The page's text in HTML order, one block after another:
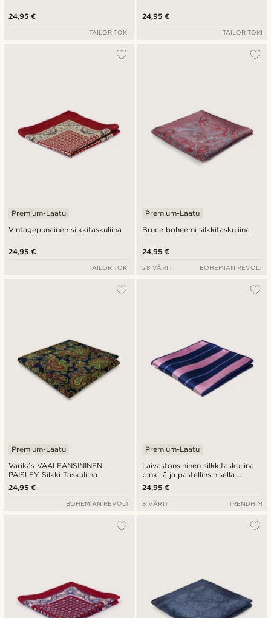
24,95 €
TAILOR TOKI
24,95 €
TAILOR TOKI
Vintagepunainen silkkitaskuliina
Premium-Laatu
24,95 €
TAILOR TOKI
Bruce boheemi silkkitaskuliina
Premium-Laatu
24,95 €
28 VÄRIT BOHEMIAN REVOLT
Värikäs VAALEANSININEN
PAISLEY Silkki Taskuliina
Premium-Laatu
24,95 €
BOHEMIAN REVOLT
Laivastonsininen silkkitaskuliina
pinkillä ja pastellinsinisellä
raidalla
Premium-Laatu
24,95 €
8 VÄRIT TRENDHIM